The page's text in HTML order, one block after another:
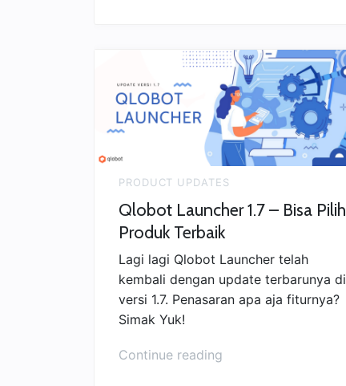
Jual
Beli”
PRODUCT UPDATES
Qlobot Launcher 1.7 – Bisa Pilih
Produk Terbaik
Lagi lagi Qlobot Launcher telah
kembali dengan update terbarunya di
versi 1.7. Penasaran apa aja fiturnya?
Simak Yuk!
Continue reading